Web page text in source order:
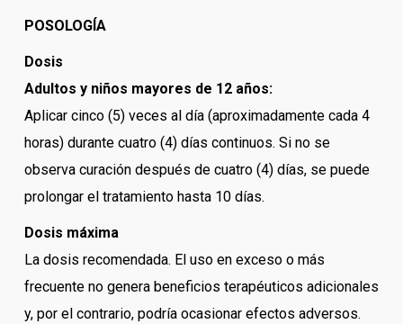
POSOLOGÍA
Dosis
Adultos y niños mayores de 12 años:
Aplicar cinco (5) veces al día (aproximadamente cada 4
horas) durante cuatro (4) días continuos. Si no se
observa curación después de cuatro (4) días, se puede
prolongar el tratamiento hasta 10 días.
Dosis máxima
La dosis recomendada. El uso en exceso o más
frecuente no genera beneficios terapéuticos adicionales
y, por el contrario, podría ocasionar efectos adversos.